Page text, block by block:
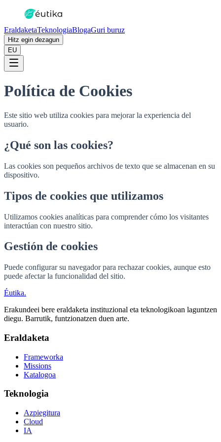
EraldaketaTeknologiaBlogaGuri buruz
Hitz egin dezagun
EU
Política de Cookies
Este sitio web utiliza cookies para mejorar la experiencia del
usuario.
¿Qué son las cookies?
Las cookies son pequeños archivos de texto que se almacenan en su
dispositivo.
Tipos de cookies que utilizamos
Utilizamos cookies analíticas para comprender cómo los visitantes
interactúan con nuestro sitio.
Gestión de cookies
Puede configurar su navegador para rechazar cookies, aunque esto
puede afectar la funcionalidad del sitio.
Éutika.
Erakundeei bere eraldaketa instituzional eta teknologikoan laguntzen
diegu. Barrutik, funtzionatzen duen arte.
Eraldaketa
Frameworka
Missions
Katalogoa
Teknologia
Azpiegitura
Cloud
IA